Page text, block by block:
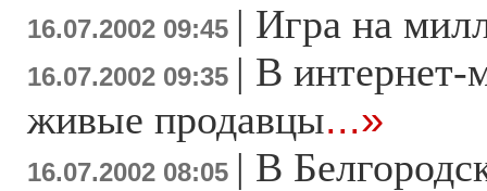
16.07.2002 09:45 | Игра на
16.07.2002 09:35 | В интернет-
живые продавцы...»
16.07.2002 08:05 | В